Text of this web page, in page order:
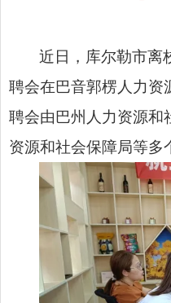
近日，库尔勒市离
聘会在巴音郭楞人力资
聘会由巴州人力资源和
资源和社会保障局等多